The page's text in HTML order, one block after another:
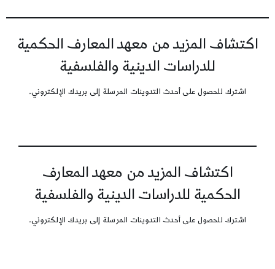
اكتشاف المزيد من معهد المعارف الحكمية
للدراسات الدينية والفلسفية
اشترك للحصول على أحدث التدوينات المرسلة إلى بريدك الإلكتروني.
اكتشاف المزيد من معهد المعارف
الحكمية للدراسات الدينية والفلسفية
اشترك للحصول على أحدث التدوينات المرسلة إلى بريدك الإلكتروني.